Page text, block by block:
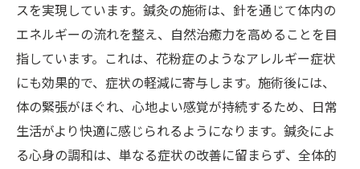
スを実現しています。鍼灸の施術は、針を通じて体内の
エネルギーの流れを整え、自然治癒力を高めることを目
指しています。これは、花粉症のようなアレルギー症状
にも効果的で、症状の軽減に寄与します。施術後には、
体の緊張がほぐれ、心地よい感覚が持続するため、日常
生活がより快適に感じられるようになります。鍼灸によ
る心身の調和は、単なる症状の改善に留まらず、全体的